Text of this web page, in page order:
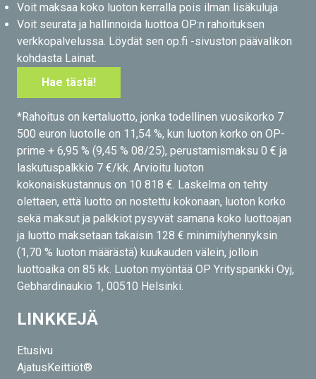
Voit maksaa koko luoton kerralla pois ilman lisäkuluja
Voit seurata ja hallinnoida luottoa OP:n rahoituksen
verkkopalvelussa. Löydät sen op.fi -sivuston päävalikon
kohdasta Lainat.
Hae tästä!
*Rahoitus on kertaluotto, jonka todellinen vuosikorko 7
500 euron luotolle on 11,54 %, kun luoton korko on OP-
prime + 6,95 % (9,45 % 08/25), perustamismaksu 0 € ja
laskutuspalkkio 7 €/kk. Arvioitu luoton
kokonaiskustannus on 10 818 €. Laskelma on tehty
olettaen, että luotto on nostettu kokonaan, luoton korko
sekä maksut ja palkkiot pysyvät samana koko luottoajan
ja luotto maksetaan takaisin 128 € minimilyhennyksin
(1,70 % luoton määrästä) kuukauden välein, jolloin
luottoaika on 85 kk. Luoton myöntää OP Yrityspankki Oyj,
Gebhardinaukio 1, 00510 Helsinki.
LINKKEJÄ
Etusivu
AjatusKeittiöt®